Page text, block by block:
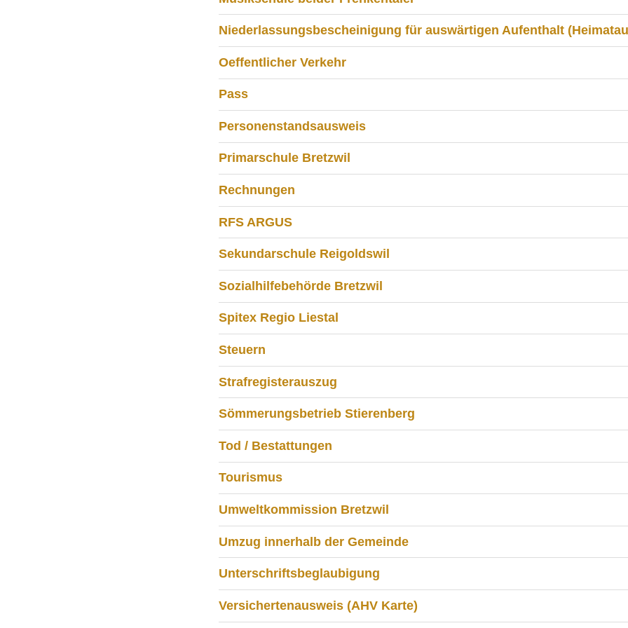
Niederlassungsbescheinigung für auswärtigen Aufenthalt
Oeffentlicher Verkehr
Pass
Personenstandsausweis
Primarschule Bretzwil
Rechnungen
RFS ARGUS
Sekundarschule Reigoldswil
Sozialhilfebehörde Bretzwil
Spitex Regio Liestal
Steuern
Strafregisterauszug
Sömmerungsbetrieb Stierenberg
Tod / Bestattungen
Tourismus
Umweltkommission Bretzwil
Umzug innerhalb der Gemeinde
Unterschriftsbeglaubigung
Versichertenausweis (AHV Karte)